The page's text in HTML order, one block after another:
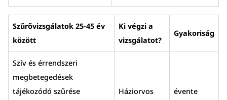
Szűrővizsgálatok 25-45 év
között
Ki végzi a
vizsgálatot?
Gyakoriság
Szív és érrendszeri
megbetegedések
tájékozódó szűrése
Háziorvos évente